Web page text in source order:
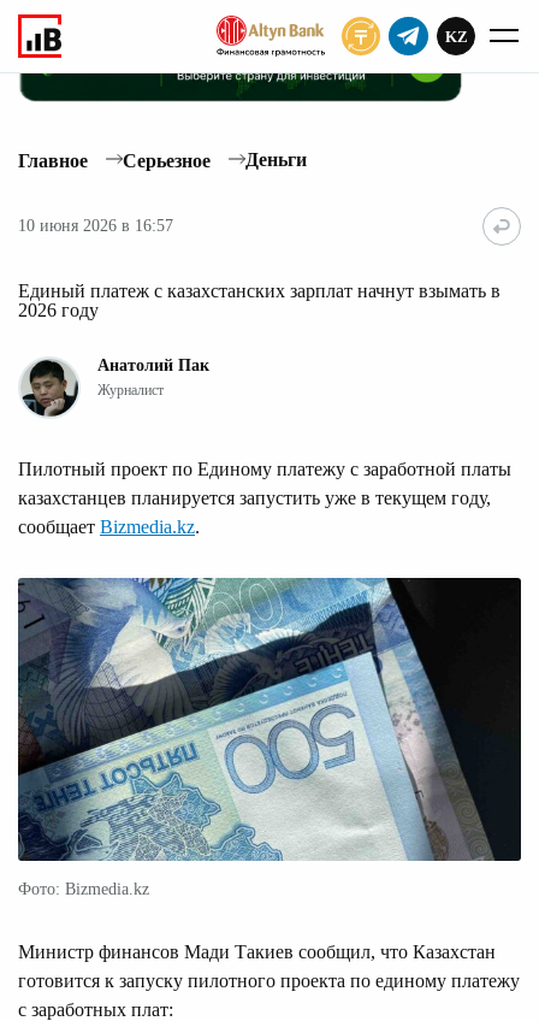
KZ
Главное Серьезное Деньги
10 июня 2026 в 16:57
Единый платеж с казахстанских зарплат начнут взымать в
2026 году
Анатолий Пак
Журналист
Пилотный проект по Единому платежу с заработной платы
казахстанцев планируется запустить уже в текущем году,
сообщает Bizmedia.kz.
Фото: Bizmedia.kz
Министр финансов Мади Такиев сообщил, что Казахстан
готовится к запуску пилотного проекта по единому платежу
с заработных плат: